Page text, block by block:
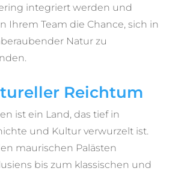
integriert werden und
Ihrem Team die Chance, sich in
Natur zu
Reichtum
ist ein Land, das tief in
und Kultur verwurzelt ist.
maurischen Palästen
bis zum klassischen und